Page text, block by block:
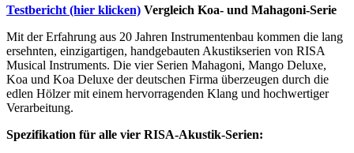
Testbericht (hier klicken) Vergleich Koa- und Mahagoni-Serie
Mit der Erfahrung aus 20 Jahren Instrumentenbau kommen die lang
ersehnten, einzigartigen, handgebauten Akustikserien von RISA
Musical Instruments. Die vier Serien Mahagoni, Mango Deluxe,
Koa und Koa Deluxe der deutschen Firma überzeugen durch die
edlen Hölzer mit einem hervorragenden Klang und hochwertiger
Verarbeitung.
Spezifikation für alle vier RISA-Akustik-Serien: